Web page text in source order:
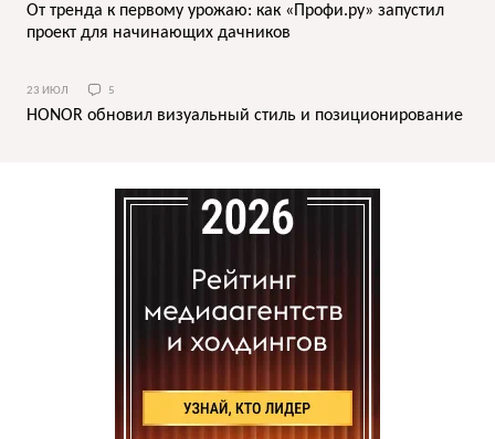
От тренда к первому урожаю: как «Профи.ру» запустил
проект для начинающих дачников
23 ИЮЛ 5
HONOR обновил визуальный стиль и позиционирование